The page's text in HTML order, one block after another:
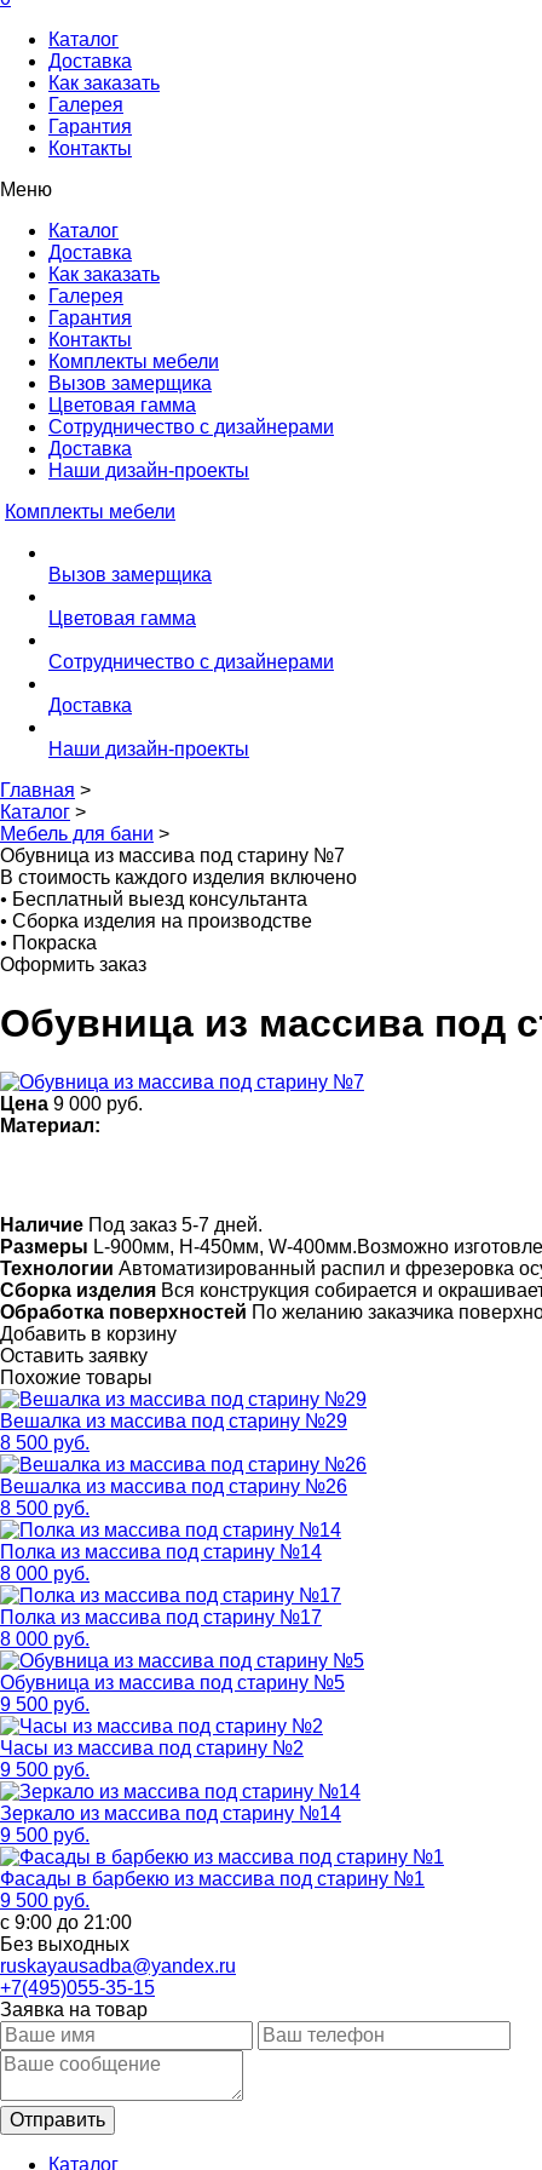
Каталог
Доставка
Как заказать
Галерея
Гарантия
Контакты
Меню
Каталог
Доставка
Как заказать
Галерея
Гарантия
Контакты
Комплекты мебели
Вызов замерщика
Цветовая гамма
Сотрудничество с дизайнерами
Доставка
Наши дизайн-проекты
Комплекты мебели
Вызов замерщика
Цветовая гамма
Сотрудничество с дизайнерами
Доставка
Наши дизайн-проекты
Главная >
Каталог >
Мебель для бани >
Обувница из массива под старину №7
В стоимость каждого изделия включено
• Бесплатный выезд консультанта
• Сборка изделия на производстве
• Покраска
Оформить заказ
Обувница из массива под
Цена 9 000 руб.
Материал:
Наличие Под заказ 5-7 дней.
Размеры L-900мм, H-450мм, W-400мм.Возможно
Технологии Автоматизированный распил и фрезеровка
Сборка изделия Вся конструкция собирается и
Обработка поверхностей По желанию заказчика
Добавить в корзину
Оставить заявку
Похожие товары
Вешалка из массива под старину №29
8 500 руб.
Вешалка из массива под старину №26
8 500 руб.
Полка из массива под старину №14
8 000 руб.
Полка из массива под старину №17
8 000 руб.
Обувница из массива под старину №5
9 500 руб.
Часы из массива под старину №2
9 500 руб.
Зеркало из массива под старину №14
9 500 руб.
Фасады в барбекю из массива под старину №1
9 500 руб.
с 9:00 до 21:00
Без выходных
ruskayausadba@yandex.ru
+7(495)055-35-15
Заявка на товар
Каталог